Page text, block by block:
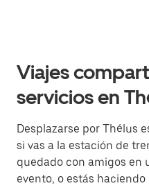
Viajes
servicios en
Desplazarse por Thélus
si vas a la estación de
quedado con amigos en
evento, o estás